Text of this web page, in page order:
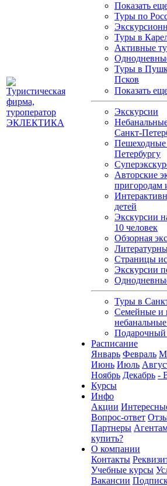
Показать
Туры по
Туры в
Активные
Туры в
Псков
Показать
Экскурсии
Санкт-
Пешеходные
Петербургу
Авторские
пригородам
детей
Экскурсии
10 человек
Обзорная
Страницы
Экскурсии
Туры в
Семейные и
Подарочный
Расписание
Январь Февраль
Июнь Июль
Ноябрь Декабрь -
Курсы
Инфо
Акции
Вопрос-ответ
Партнеры
купить?
О компании
Контакты
Учебные курсы
Вакансии